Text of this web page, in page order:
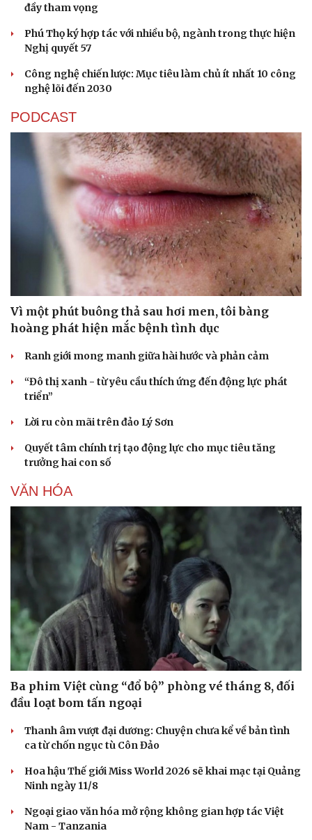
Văn hóa
Sân khấu - Điện ảnh
Văn học
Âm nhạc
Di sản
Giải trí
Thời trang
đầy tham vọng
Phú Thọ ký hợp tác với nhiều bộ, ngành trong thực hiện
Nghị quyết 57
Công nghệ chiến lược: Mục tiêu làm chủ ít nhất 10 công
nghệ lõi đến 2030
PODCAST
Vì một phút buông thả sau hơi men, tôi bàng
hoàng phát hiện mắc bệnh tình dục
Ranh giới mong manh giữa hài hước và phản cảm
“Đô thị xanh - từ yêu cầu thích ứng đến động lực phát
triển”
Lời ru còn mãi trên đảo Lý Sơn
Quyết tâm chính trị tạo động lực cho mục tiêu tăng
trưởng hai con số
VĂN HÓA
Ba phim Việt cùng “đổ bộ” phòng vé tháng 8, đối
đầu loạt bom tấn ngoại
Thanh âm vượt đại dương: Chuyện chưa kể về bản tình
ca từ chốn ngục tù Côn Đảo
Hoa hậu Thế giới Miss World 2026 sẽ khai mạc tại Quảng
Ninh ngày 11/8
Ngoại giao văn hóa mở rộng không gian hợp tác Việt
Nam - Tanzania